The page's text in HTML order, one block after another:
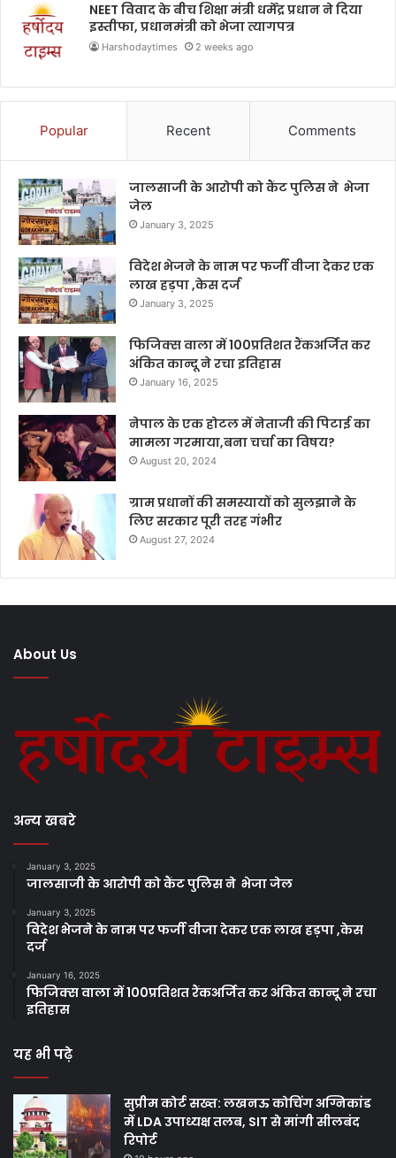
NEET विवाद के बीच शिक्षा मंत्री धर्मेंद्र प्रधान ने दिया
इस्तीफा, प्रधानमंत्री को भेजा त्यागपत्र
Harshodaytimes 2 weeks ago
Popular Recent Comments
जालसाजी के आरोपी को कैंट पुलिस ने भेजा
जेल
January 3, 2025
विदेश भेजने के नाम पर फर्जी वीजा देकर एक
लाख हड़पा ,केस दर्ज
January 3, 2025
फिजिक्स वाला में 100प्रतिशत रैंकअर्जित कर
अंकित कान्दू ने रचा इतिहास
January 16, 2025
नेपाल के एक होटल में नेताजी की पिटाई का
मामला गरमाया,बना चर्चा का विषय?
August 20, 2024
ग्राम प्रधानों की समस्यायों को सुलझाने के
लिए सरकार पूरी तरह गंभीर
August 27, 2024
About Us
अन्य खबरे
January 3, 2025
जालसाजी के आरोपी को कैंट पुलिस ने भेजा जेल
January 3, 2025
विदेश भेजने के नाम पर फर्जी वीजा देकर एक लाख हड़पा ,केस
दर्ज
January 16, 2025
फिजिक्स वाला में 100प्रतिशत रैंकअर्जित कर अंकित कान्दू ने रचा
इतिहास
यह भी पढ़े
सुप्रीम कोर्ट सख्त: लखनऊ कोचिंग अग्निकांड
में LDA उपाध्यक्ष तलब, SIT से मांगी सीलबंद
रिपोर्ट